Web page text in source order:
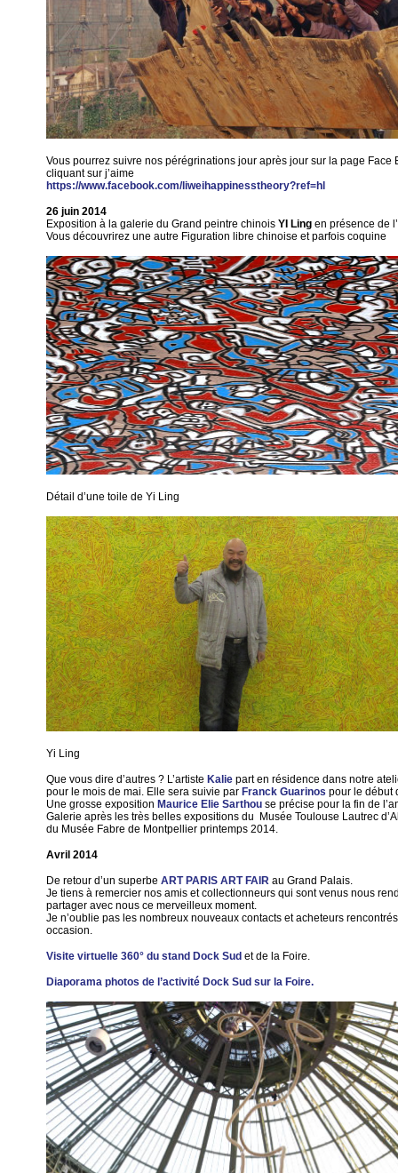
Vous pourrez suivre nos pérégrinations jour après jour sur la page Face
cliquant sur j’aime
https://www.facebook.com/liweihappinesstheory?ref=hl
26 juin 2014
Exposition à la galerie du Grand peintre chinois YI Ling en présence de
Vous découvrirez une autre Figuration libre chinoise et parfois coquine
Détail d’une toile de Yi Ling
Yi Ling
Que vous dire d’autres ? L’artiste Kalie part en résidence dans notre
pour le mois de mai. Elle sera suivie par Franck Guarinos pour le début
Une grosse exposition Maurice Elie Sarthou se précise pour la fin de
Galerie après les très belles expositions du Musée Toulouse Lautrec
du Musée Fabre de Montpellier printemps 2014.
Avril 2014
De retour d’un superbe ART PARIS ART FAIR au Grand Palais.
Je tiens à remercier nos amis et collectionneurs qui sont venus nous
partager avec nous ce merveilleux moment.
Je n’oublie pas les nombreux nouveaux contacts et acheteurs
occasion.
Visite virtuelle 360° du stand Dock Sud et de la Foire.
Diaporama photos de l’activité Dock Sud sur la Foire.